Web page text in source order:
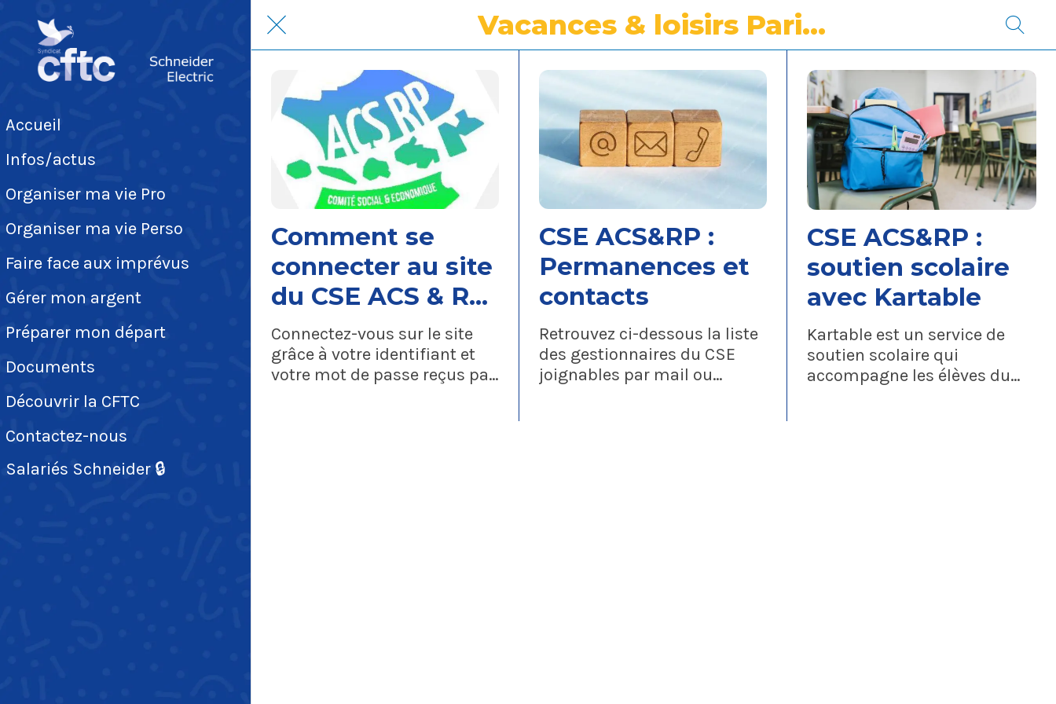
Accueil
Infos/actus
Organiser ma vie Pro
Organiser ma vie Perso
Faire face aux imprévus
Gérer mon argent
Préparer mon départ
Documents
Découvrir la CFTC
Contactez-nous
Salariés Schneider 🔒
Vacances & loisirs Paris/Agences
Comment se
connecter au site
du CSE ACS & RP
?
Connectez-vous sur le site
grâce à votre identifiant et
votre mot de passe reçus par
CSE ACS&RP :
Permanences et
contacts
Retrouvez ci-dessous la liste
des gestionnaires du CSE
joignables par mail ou
CSE ACS&RP :
soutien scolaire
avec Kartable
Kartable est un service de
soutien scolaire qui
accompagne les élèves du